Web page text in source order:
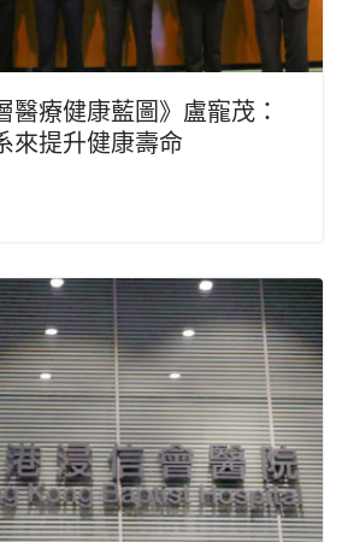
醫療健康藍圖》盧寵茂：
來提升健康壽命